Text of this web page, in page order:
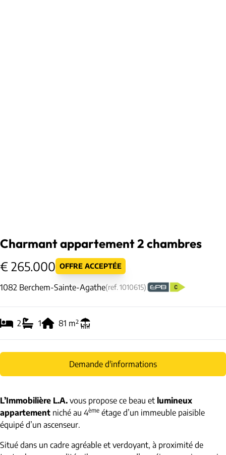
Charmant appartement 2 chambres
€ 265.000 OFFRE ACCEPTÉE
1082 Berchem-Sainte-Agathe(ref. 1010615)
2 1 81 m²
Demande d'informations
L’Immobilière L.A. vous propose ce beau et lumineux
appartement niché au 4ème étage d’un immeuble paisible
équipé d’un ascenseur.
Situé dans un cadre agréable et verdoyant, à proximité de